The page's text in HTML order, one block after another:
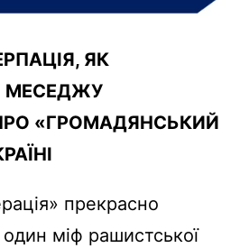
ЯК
МЕСЕДЖУ
«ГРОМАДЯНСЬКИЙ
прекрасно
міф рашистської